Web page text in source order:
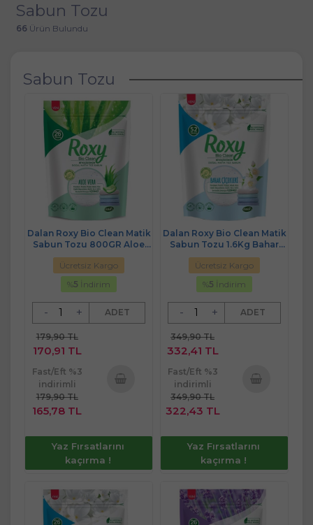
Sabun Tozu
66 Ürün Bulundu
Sabun Tozu
Dalan Roxy Bio Clean Matik
Sabun Tozu 800GR Aloe
Vera (26 Yıkama)
Ücretsiz Kargo
%5 İndirim
- + ADET
179,90 TL
170,91 TL
Fast/Eft %3
indirimli
179,90 TL
165,78 TL
Yaz Fırsatlarını
kaçırma !
Dalan Roxy Bio Clean Matik
Sabun Tozu 1.6Kg Bahar
Çiçekleri (52 Yıkama)
Ücretsiz Kargo
%5 İndirim
- + ADET
349,90 TL
332,41 TL
Fast/Eft %3
indirimli
349,90 TL
322,43 TL
Yaz Fırsatlarını
kaçırma !